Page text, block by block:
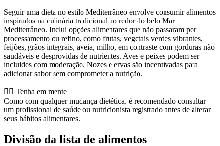
Seguir uma dieta no estilo Mediterrâneo envolve consumir alimentos
inspirados na culinária tradicional ao redor do belo Mar
Mediterrâneo. Inclui opções alimentares que não passaram por
processamento ou refino, como frutas, vegetais verdes vibrantes,
feijões, grãos integrais, aveia, milho, em contraste com gorduras não
saudáveis e desprovidas de nutrientes. Aves e peixes podem ser
incluídos com moderação. Nozes e ervas são incentivadas para
adicionar sabor sem comprometer a nutrição.
👨‍⚕️️ Tenha em mente
Como com qualquer mudança dietética, é recomendado consultar
um profissional de saúde ou nutricionista registrado antes de alterar
seus hábitos alimentares.
Divisão da lista de alimentos